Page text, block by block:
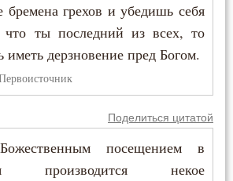
бремена грехов и убедишь себя
ты последний из всех, то
иметь дерзновение пред Богом.
Поделиться цитатой
посещением в
производится некое